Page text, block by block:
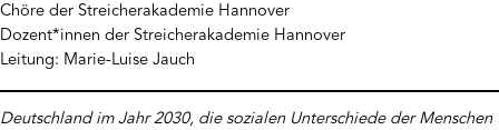
Chöre der Streicherakademie Hannover
Dozent*innen der Streicherakademie Hannover
Leitung: Marie-Luise Jauch
Deutschland im Jahr 2030, die sozialen Unterschiede der Menschen